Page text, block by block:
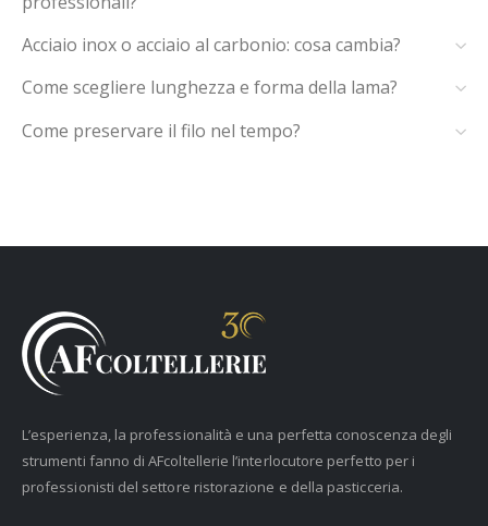
Acciaio inox o acciaio al carbonio: cosa cambia?
Come scegliere lunghezza e forma della lama?
Come preservare il filo nel tempo?
L’esperienza, la professionalità e una perfetta conoscenza degli
strumenti fanno di AFcoltellerie l’interlocutore perfetto per i
professionisti del settore ristorazione e della pasticceria.